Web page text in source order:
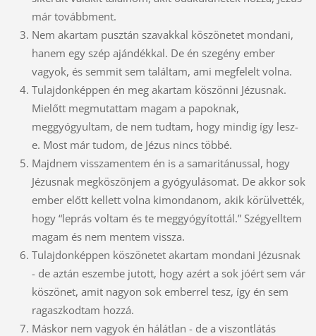
már továbbment.
Nem akartam pusztán szavakkal köszönetet mondani,
hanem egy szép ajándékkal. De én szegény ember
vagyok, és semmit sem találtam, ami megfelelt volna.
Tulajdonképpen én meg akartam köszönni Jézusnak.
Mielőtt megmutattam magam a papoknak,
meggyógyultam, de nem tudtam, hogy mindig így lesz-
e. Most már tudom, de Jézus nincs többé.
Majdnem visszamentem én is a samaritánussal, hogy
Jézusnak megköszönjem a gyógyulásomat. De akkor sok
ember előtt kellett volna kimondanom, akik körülvették,
hogy “leprás voltam és te meggyógyítottál.” Szégyelltem
magam és nem mentem vissza.
Tulajdonképpen köszönetet akartam mondani Jézusnak
- de aztán eszembe jutott, hogy azért a sok jóért sem vár
köszönet, amit nagyon sok emberrel tesz, így én sem
ragaszkodtam hozzá.
Máskor nem vagyok én hálátlan - de a viszontlátás